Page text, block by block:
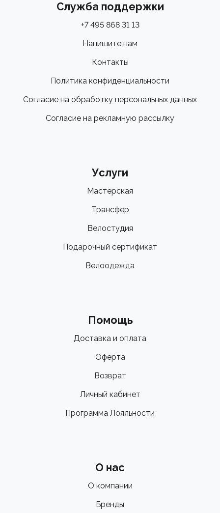
Служба поддержки
+7 495 868 31 13
Напишите нам
Контакты
Политика конфиденциальности
Согласие на обработку персональных данных
Согласие на рекламную рассылку
Услуги
Мастерская
Трансфер
Велостудия
Подарочный сертификат
Велоодежда
Помощь
Доставка и оплата
Оферта
Возврат
Личный кабинет
Программа Лояльности
О нас
О компании
Бренды